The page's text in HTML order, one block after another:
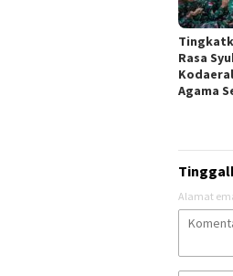
Rasa
Agama
Alamat